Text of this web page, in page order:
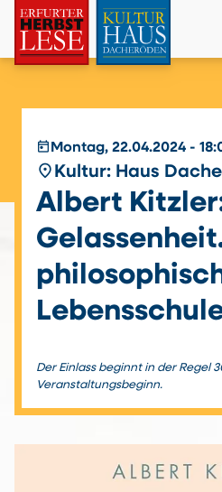
today Montag, 22.04.2024 -
place Kultur: Haus
Albert
Der Einlass beginnt in der Regel
Veranstaltungsbeginn.